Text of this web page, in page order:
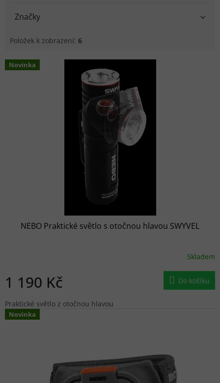
Značky
Položek k zobrazení: 6
Výpis produktů
Novinka
NEBO Praktické světlo s otočnou hlavou SWYVEL
Skladem
1 190 Kč Do košíku
Praktické světlo z otočnou hlavou
Novinka